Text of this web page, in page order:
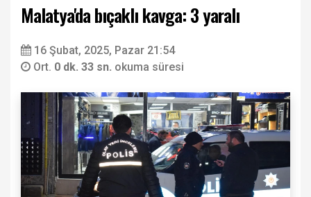
Malatya'da bıçaklı kavga: 3 yaralı
16 Şubat, 2025, Pazar 21:54
Ort. 0 dk. 33 sn. okuma süresi